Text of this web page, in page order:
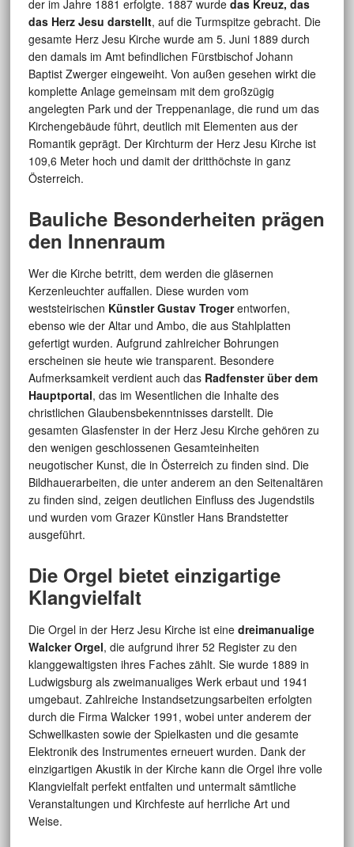
der im Jahre 1881 erfolgte. 1887 wurde das Kreuz, das
das Herz Jesu darstellt, auf die Turmspitze gebracht. Die
gesamte Herz Jesu Kirche wurde am 5. Juni 1889 durch
den damals im Amt befindlichen Fürstbischof Johann
Baptist Zwerger eingeweiht. Von außen gesehen wirkt die
komplette Anlage gemeinsam mit dem großzügig
angelegten Park und der Treppenanlage, die rund um das
Kirchengebäude führt, deutlich mit Elementen aus der
Romantik geprägt. Der Kirchturm der Herz Jesu Kirche ist
109,6 Meter hoch und damit der dritthöchste in ganz
Österreich.
Bauliche Besonderheiten prägen
den Innenraum
Wer die Kirche betritt, dem werden die gläsernen
Kerzenleuchter auffallen. Diese wurden vom
weststeirischen Künstler Gustav Trogerentworfen,
ebenso wie der Altar und Ambo, die aus Stahlplatten
gefertigt wurden. Aufgrund zahlreicher Bohrungen
erscheinen sie heute wie transparent. Besondere
Aufmerksamkeit verdient auch dasRadfenster über dem
Hauptportal, das im Wesentlichen die Inhalte des
christlichen Glaubensbekenntnisses darstellt. Die
gesamten Glasfenster in der Herz Jesu Kirche gehören zu
den wenigen geschlossenen Gesamteinheiten
neugotischer Kunst, die in Österreich zu finden sind. Die
Bildhauerarbeiten, die unter anderem an den Seitenaltären
zu finden sind, zeigen deutlichen Einfluss des Jugendstils
und wurden vom Grazer Künstler Hans Brandstetter
ausgeführt.
Die Orgel bietet einzigartige
Klangvielfalt
Die Orgel in der Herz Jesu Kirche ist eine dreimanualige
Walcker Orgel, die aufgrund ihrer 52 Register zu den
klanggewaltigsten ihres Faches zählt. Sie wurde 1889 in
Ludwigsburg als zweimanualiges Werk erbaut und 1941
umgebaut. Zahlreiche Instandsetzungsarbeiten erfolgten
durch die Firma Walcker 1991, wobei unter anderem der
Schwellkasten sowie der Spielkasten und die gesamte
Elektronik des Instrumentes erneuert wurden. Dank der
einzigartigen Akustik in der Kirche kann die Orgel ihre volle
Klangvielfalt perfekt entfalten und untermalt sämtliche
Veranstaltungen und Kirchfeste auf herrliche Art und
Weise.